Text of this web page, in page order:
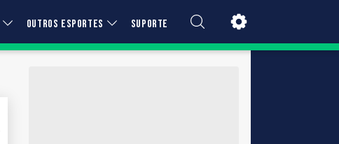
OUTROS ESPORTES SUPORTE